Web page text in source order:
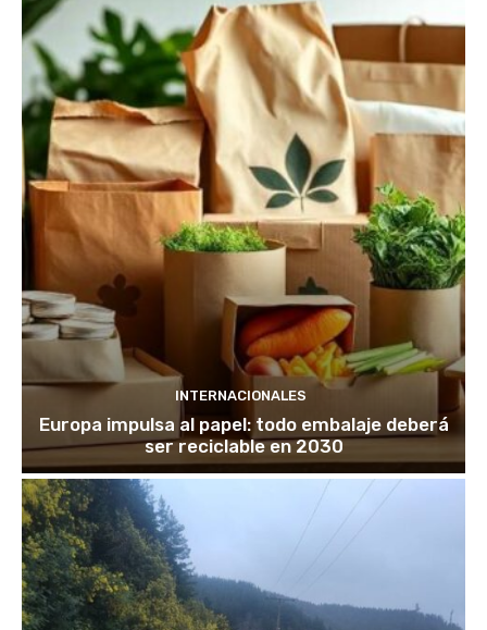
INTERNACIONALES
Europa impulsa al papel: todo embalaje deberá
ser reciclable en 2030